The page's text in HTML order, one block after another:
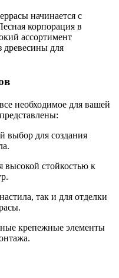
начинается с
корпорация в
ассортимент
древесины для
необходимое для вашей
выбор для создания
высокой стойкостью к
так и для отделки
крепежные элементы